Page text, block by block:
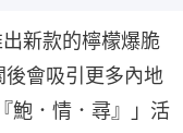
新款的檸檬爆脆
會吸引更多內地
鮑．情．尋』」活